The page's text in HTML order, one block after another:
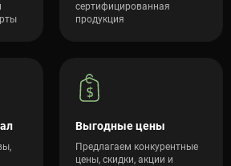
сертифицированная
продукция
Выгодные цены
Предлагаем конкурентные
цены, скидки, акции и